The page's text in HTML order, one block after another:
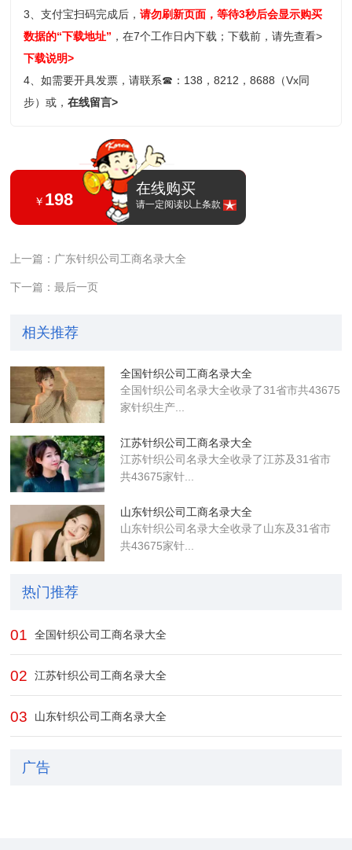
3、支付宝扫码完成后，请勿刷新页面，等待3秒后会显示购买
数据的“下载地址” ，在7个工作日内下载；下载前，请先查看>
下载说明>
4、如需要开具发票，请联系☎ ：138，8212，8688（Vx同
步）或，在线留言>
￥ 198
在线购买
请一定阅读以上条款
上一篇：广东针织公司工商名录大全
下一篇：最后一页
相关推荐
全国针织公司工商名录大全
全国针织公司名录大全收录了31省市共43675
家针织生产...
江苏针织公司工商名录大全
江苏针织公司名录大全收录了江苏及31省市
共43675家针...
山东针织公司工商名录大全
山东针织公司名录大全收录了山东及31省市
共43675家针...
热门推荐
01 全国针织公司工商名录大全
02 江苏针织公司工商名录大全
03 山东针织公司工商名录大全
广告